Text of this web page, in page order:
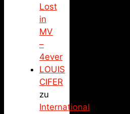
Lost
in
MV
–
4ever
LOUIS
CIFER
zu
International